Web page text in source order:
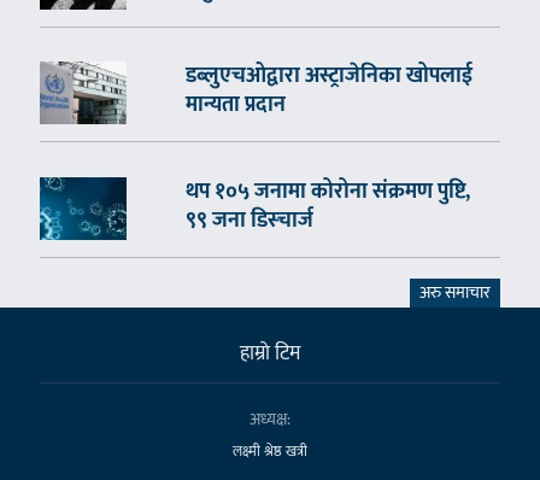
डब्लुएचओद्वारा अस्ट्राजेनिका खोपलाई
मान्यता प्रदान
थप १०५ जनामा कोरोना संक्रमण पुष्टि,
९९ जना डिस्चार्ज
अरु समाचार
हाम्राे टिम
अध्यक्ष:
लक्ष्मी श्रेष्ठ खत्री